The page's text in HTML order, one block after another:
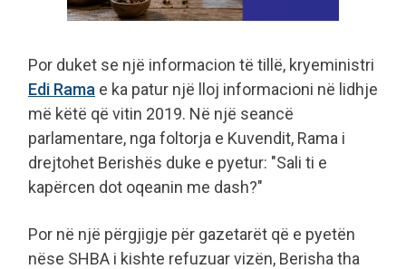
Por duket se një informacion të tillë, kryeministri
Edi Rama e ka patur një lloj informacioni në lidhje
më këtë që vitin 2019. Në një seancë
parlamentare, nga foltorja e Kuvendit, Rama i
drejtohet Berishës duke e pyetur: "Sali ti e
kapërcen dot oqeanin me dash?"
Por në një përgjigje për gazetarët që e pyetën
nëse SHBA i kishte refuzuar vizën, Berisha tha